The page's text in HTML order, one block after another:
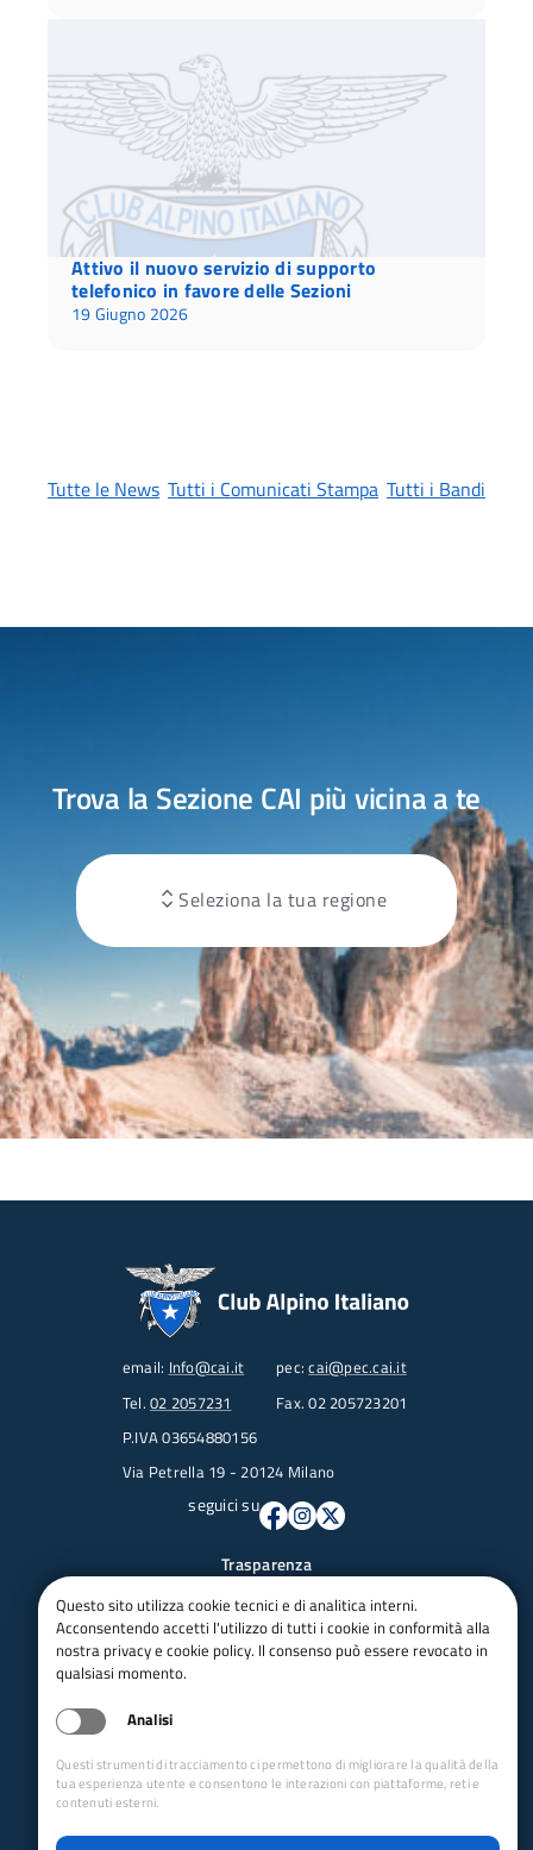
Attivo il nuovo servizio di supporto
telefonico in favore delle Sezioni
19 Giugno 2026
Tutte le News Tutti i Comunicati Stampa Tutti i Bandi
Trova la Sezione CAI più vicina a te
email: Info@cai.it pec:cai@pec.cai.it
Tel. 02 2057231
Fax. 02 205723201
P.IVA 03654880156
Via Petrella 19 - 20124 Milano
seguici su
Trasparenza
Amministrazione trasparente
Albo pretorio online
Appalti
Concorsi
Iso 14001
Questo sito utilizza cookie tecnici e di analitica interni.
Acconsentendo accetti l'utilizzo di tutti i cookie in conformità alla
nostra privacy e cookie policy. Il consenso può essere revocato in
qualsiasi momento.
Analisi
Questi strumenti di tracciamento ci permettono di migliorare la qualità della
tua esperienza utente e consentono le interazioni con piattaforme, reti e
contenuti esterni.